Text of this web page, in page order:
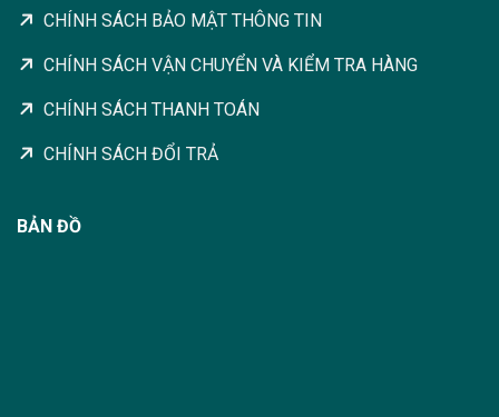
CHÍNH SÁCH BẢO MẬT THÔNG TIN
CHÍNH SÁCH VẬN CHUYỂN VÀ KIỂM TRA HÀNG
CHÍNH SÁCH THANH TOÁN
CHÍNH SÁCH ĐỔI TRẢ
BẢN ĐỒ